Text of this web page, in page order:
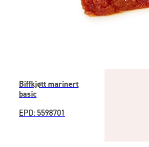
Biffkjøtt marinert
basic
EPD: 5598701